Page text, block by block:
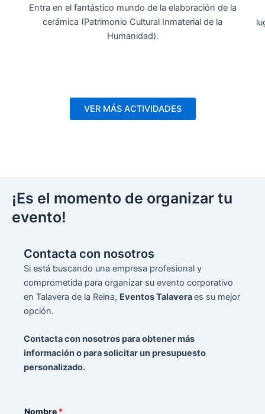
Entra en el fantástico mundo de la elaboración de la
cerámica (Patrimonio Cultural Inmaterial de la
Humanidad).
VER MÁS ACTIVIDADES
¡Es el momento de organizar tu
evento!
Contacta con nosotros
Si está buscando una empresa profesional y
comprometida para organizar su evento corporativo
en Talavera de la Reina, Eventos Talaveraes su mejor
opción.
Contacta con nosotros para obtener más
información o para solicitar un presupuesto
personalizado.
Nombre *